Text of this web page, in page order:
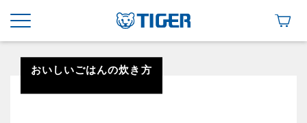
おいしいごはんの炊き方